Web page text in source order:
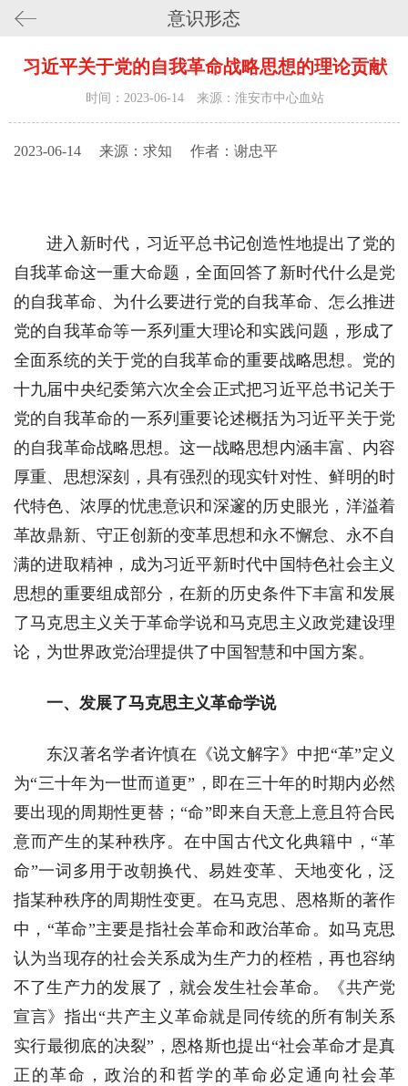
意识形态
习近平关于党的自我革命战略思想的理论贡献
时间：2023-06-14 来源：淮安市中心血站
2023-06-14 来源：求知 作者：谢忠平
进入新时代，习近平总书记创造性地提出了党的
自我革命这一重大命题，全面回答了新时代什么是党
的自我革命、为什么要进行党的自我革命、怎么推进
党的自我革命等一系列重大理论和实践问题，形成了
全面系统的关于党的自我革命的重要战略思想。党的
十九届中央纪委第六次全会正式把习近平总书记关于
党的自我革命的一系列重要论述概括为习近平关于党
的自我革命战略思想。这一战略思想内涵丰富、内容
厚重、思想深刻，具有强烈的现实针对性、鲜明的时
代特色、浓厚的忧患意识和深邃的历史眼光，洋溢着
革故鼎新、守正创新的变革思想和永不懈怠、永不自
满的进取精神，成为习近平新时代中国特色社会主义
思想的重要组成部分，在新的历史条件下丰富和发展
了马克思主义关于革命学说和马克思主义政党建设理
论，为世界政党治理提供了中国智慧和中国方案。
一、发展了马克思主义革命学说
东汉著名学者许慎在《说文解字》中把“革”定义
为“三十年为一世而道更”，即在三十年的时期内必然
要出现的周期性更替；“命”即来自天意上意且符合民
意而产生的某种秩序。在中国古代文化典籍中，“革
命”一词多用于改朝换代、易姓变革、天地变化，泛
指某种秩序的周期性变更。在马克思、恩格斯的著作
中，“革命”主要是指社会革命和政治革命。如马克思
认为当现存的社会关系成为生产力的桎梏，再也容纳
不了生产力的发展了，就会发生社会革命。《共产党
宣言》指出“共产主义革命就是同传统的所有制关系
实行最彻底的决裂”，恩格斯也提出“社会革命才是真
正的革命，政治的和哲学的革命必定通向社会革